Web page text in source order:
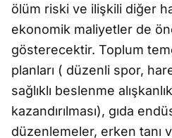
ölüm riski ve ilişkili diğer
ekonomik maliyetler de
gösterecektir. Toplum
planları ( düzenli spor,
sağlıklı beslenme
kazandırılması), gıda
düzenlemeler, erken tanı